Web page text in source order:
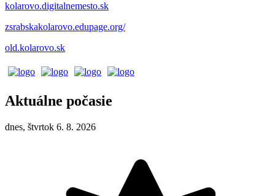
kolarovo.digitalnemesto.sk
zsrabskakolarovo.edupage.org/
old.kolarovo.sk
Aktuálne počasie
dnes, štvrtok 6. 8. 2026